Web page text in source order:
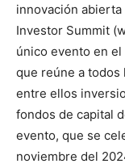
innovación
Investor Summit
único evento en
que reúne a todos
entre ellos
fondos de capital
evento, que se
noviembre del